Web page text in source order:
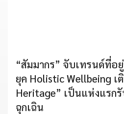
“สัมมากร” จับเทรนด์ที่อ
ยุค Holistic Wellbeing เ
Heritage” เป็นแห่งแรก
ฉุกเฉิน